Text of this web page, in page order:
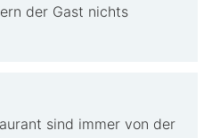
der Gast nichts
sind immer von der